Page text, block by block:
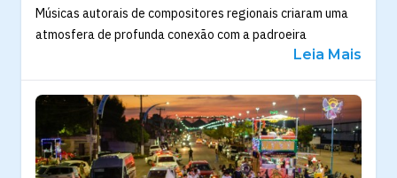
Músicas autorais de compositores regionais criaram uma
atmosfera de profunda conexão com a padroeira
Leia Mais